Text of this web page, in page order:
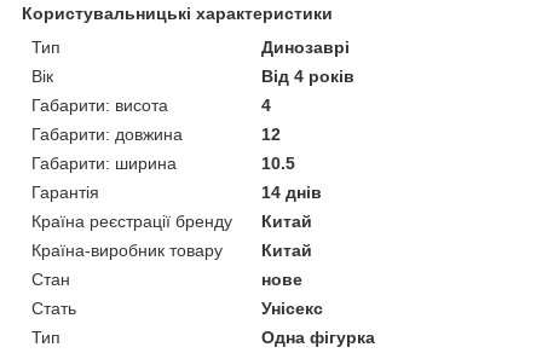
Користувальницькі характеристики
Тип
Динозаврі
Вік
Від 4 років
Габарити: висота
4
Габарити: довжина
12
Габарити: ширина
10.5
Гарантія
14 днів
Країна реєстрації бренду
Китай
Країна-виробник товару
Китай
Стан
нове
Стать
Унісекс
Тип
Одна фігурка